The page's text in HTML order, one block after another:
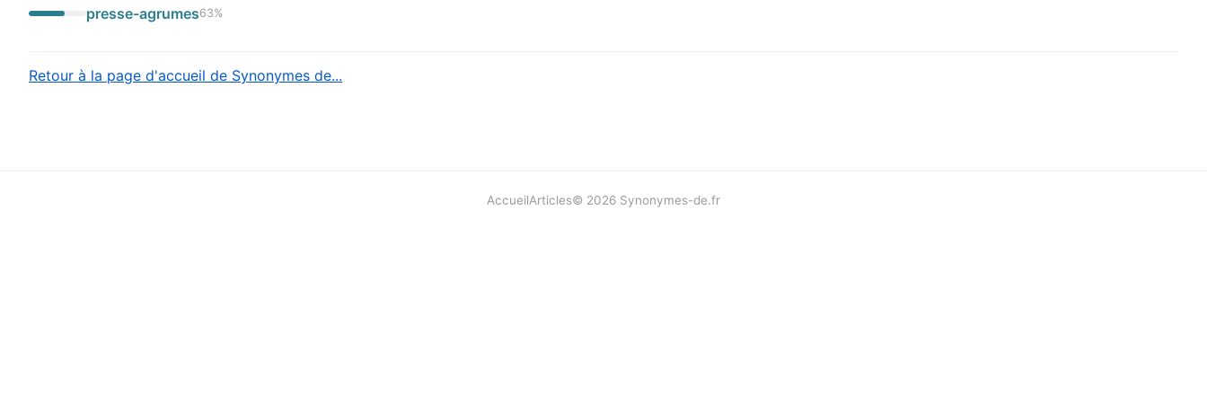
presse-agrumes63%
Retour à la page d'accueil de Synonymes de...
AccueilArticles© 2026 Synonymes-de.fr